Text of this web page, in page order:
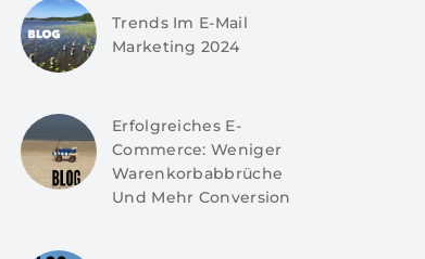
Trends Im E-Mail
Marketing 2024
Erfolgreiches E-
Commerce: Weniger
Warenkorbabbrüche
Und Mehr Conversion